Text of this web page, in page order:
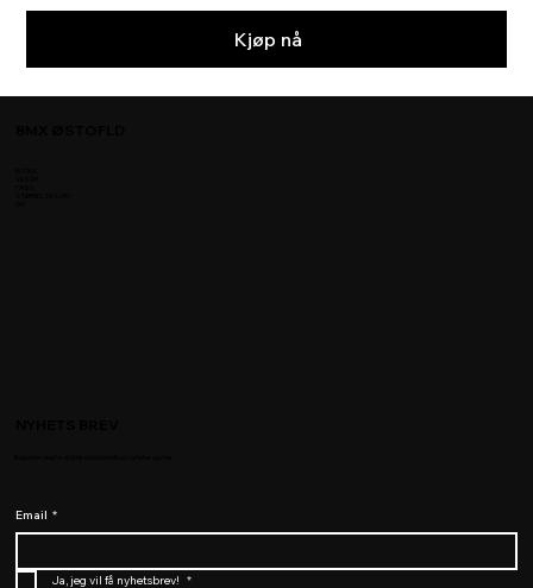
Kjøp nå
Email *
Ja, jeg vil få nyhetsbrev! *